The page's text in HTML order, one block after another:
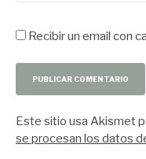
Recibir un email con
Este sitio usa Akismet
se procesan los datos